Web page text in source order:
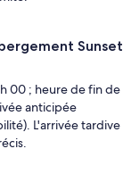
Sunset
00 ; heure de fin de
anticipée
L'arrivée tardive